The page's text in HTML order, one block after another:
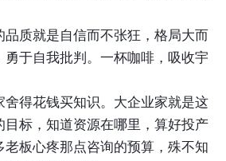
质就是自信而不张狂，格局大而
勇于自我批判。一杯咖啡，吸收宇
舍得花钱买知识。大企业家就是这
目标，知道资源在哪里，算好投产
老板心疼那点咨询的预算，殊不知